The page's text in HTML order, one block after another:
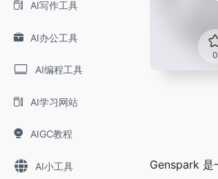
AI写作工具
AI办公工具
AI编程工具
AI学习网站
AIGC教程
AI小工具
0
Genspark 是